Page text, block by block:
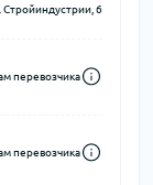
Стройиндустрии, 6
перевозчика
перевозчика